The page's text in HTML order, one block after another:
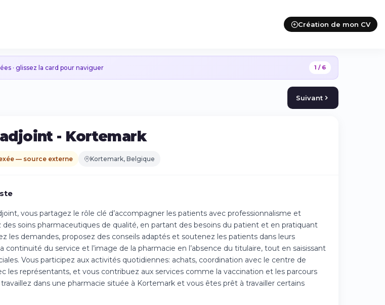
Création de mon CV
· glissez la card pour naviguer 1 / 6
Suivant
- Kortemark
— source externe Kortemark, Belgique
vous partagez le rôle clé d’accompagner les patients avec professionnalisme et
des soins pharmaceutiques de qualité, en partant des besoins du patient et en pratiquant
les demandes, proposez des conseils adaptés et soutenez les patients dans leurs
continuité du service et l’image de la pharmacie en l’absence du titulaire, tout en saisissant
Vous participez aux activités quotidiennes: achats, coordination avec le centre de
les représentants, et vous contribuez aux services comme la vaccination et les parcours
dans une pharmacie située à Kortemark et vous êtes prêt à travailler certains